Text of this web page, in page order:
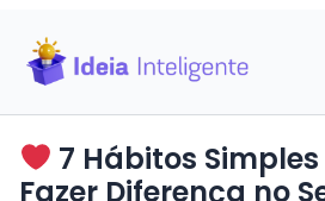
7 Hábitos
Fazer Diferença no